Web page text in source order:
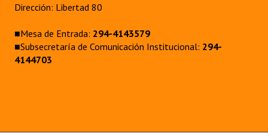
Dirección: Libertad 80
■Mesa de Entrada: 294-4143579
■Subsecretaría de Comunicación Institucional: 294-
4144703